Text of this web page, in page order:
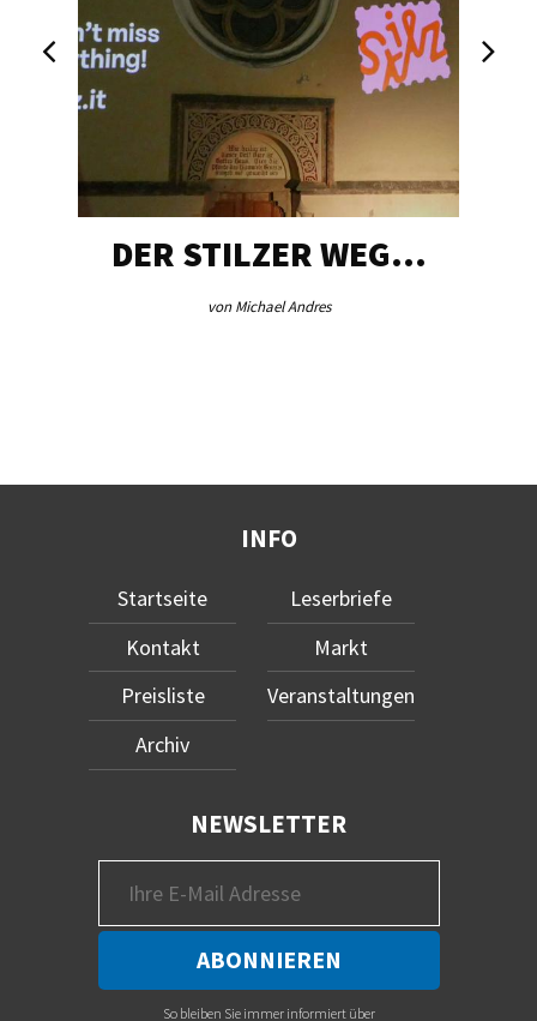
DER STILZER WEG…
von Michael Andres
INFO
Startseite
Kontakt
Preisliste
Archiv
Leserbriefe
Markt
Veranstaltungen
NEWSLETTER
So bleiben Sie immer informiert über